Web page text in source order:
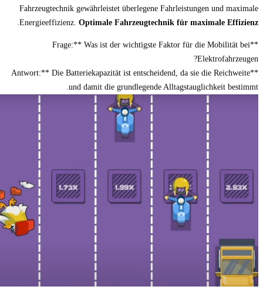
Fahrzeugtechnik gewährleistet überlegene
Energieeffizienz.Optimale
.
**Frage:** Was ist der
**Antwort:** Die Batteriekapazität ist
und damit die